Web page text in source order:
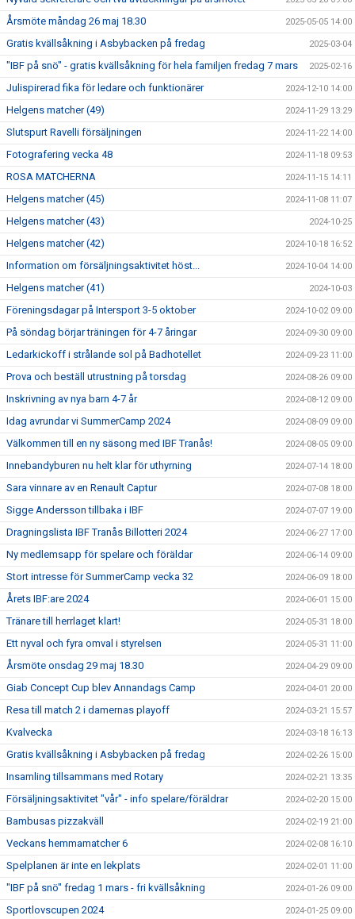
Årsmöte måndag 26 maj 18.30 2025-05-05 14:00
Gratis kvällsåkning i Asbybacken på fredag 2025-03-04
"IBF på snö" - gratis kvällsåkning för hela familjen fredag 7 mars 2025-02-16
Julispirerad fika för ledare och funktionärer 2024-12-10 14:00
Helgens matcher (49) 2024-11-29 13:29
Slutspurt Ravelli försäljningen 2024-11-22 14:00
Fotografering vecka 48 2024-11-18 09:53
ROSA MATCHERNA 2024-11-15 14:11
Helgens matcher (45) 2024-11-08 11:07
Helgens matcher (43) 2024-10-25
Helgens matcher (42) 2024-10-18 16:52
Information om försäljningsaktivitet höst... 2024-10-04 14:00
Helgens matcher (41) 2024-10-03
Föreningsdagar på Intersport 3-5 oktober 2024-10-02 09:00
På söndag börjar träningen för 4-7 åringar 2024-09-30 09:00
Ledarkickoff i strålande sol på Badhotellet 2024-09-23 11:00
Prova och beställ utrustning på torsdag 2024-08-26 09:00
Inskrivning av nya barn 4-7 år 2024-08-12 09:00
Idag avrundar vi SummerCamp 2024 2024-08-09 09:00
Välkommen till en ny säsong med IBF Tranås! 2024-08-05 09:00
Innebandyburen nu helt klar för uthyrning 2024-07-14 18:00
Sara vinnare av en Renault Captur 2024-07-08 18:00
Sigge Andersson tillbaka i IBF 2024-07-07 19:00
Dragningslista IBF Tranås Billotteri 2024 2024-06-27 17:00
Ny medlemsapp för spelare och föräldar 2024-06-14 09:00
Stort intresse för SummerCamp vecka 32 2024-06-09 18:00
Årets IBF:are 2024 2024-06-01 15:00
Tränare till herrlaget klart! 2024-05-31 18:00
Ett nyval och fyra omval i styrelsen 2024-05-31 11:00
Årsmöte onsdag 29 maj 18.30 2024-04-29 09:00
Giab Concept Cup blev Annandags Camp 2024-04-01 20:00
Resa till match 2 i damernas playoff 2024-03-21 15:57
Kvalvecka 2024-03-18 16:13
Gratis kvällsåkning i Asbybacken på fredag 2024-02-26 15:00
Insamling tillsammans med Rotary 2024-02-21 13:35
Försäljningsaktivitet "vår" - info spelare/föräldrar 2024-02-20 15:00
Bambusas pizzakväll 2024-02-19 21:00
Veckans hemmamatcher 6 2024-02-08 16:10
Spelplanen är inte en lekplats 2024-02-01 11:00
"IBF på snö" fredag 1 mars - fri kvällsåkning 2024-01-26 09:00
Sportlovscupen 2024 2024-01-25 09:00